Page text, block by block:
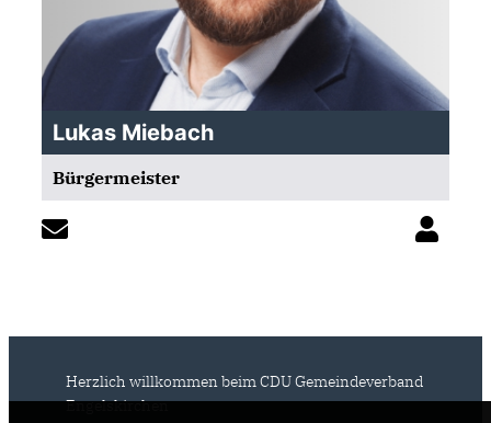
Lukas Miebach
Bürgermeister
Herzlich willkommen beim CDU Gemeindeverband
Engelskirchen